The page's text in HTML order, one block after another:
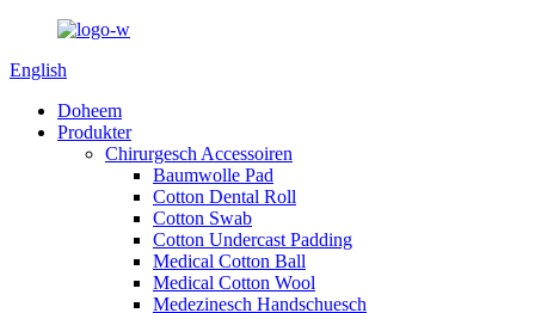
English
Doheem
Produkter
Chirurgesch Accessoiren
Baumwolle Pad
Cotton Dental Roll
Cotton Swab
Cotton Undercast Padding
Medical Cotton Ball
Medical Cotton Wool
Medezinesch Handschuesch